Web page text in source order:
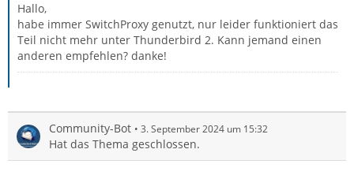
Hallo,
habe immer SwitchProxy genutzt, nur leider funktioniert das
Teil nicht mehr unter Thunderbird 2. Kann jemand einen
anderen empfehlen? danke!
Community-Bot 3. September 2024 um 15:32
Hat das Thema geschlossen.